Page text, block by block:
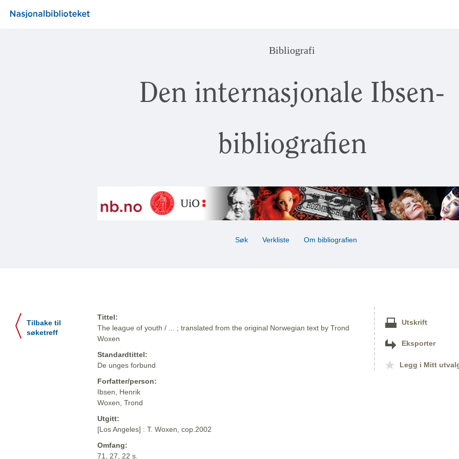
Bibliografi
Den internasjonale Ibsen-
bibliografien
Søk Verkliste Om bibliografien
Tilbake til
søketreff
Tittel:
The league of youth / ... ; translated from the original Norwegian text by Trond
Woxen
Standardtittel:
De unges forbund
Forfatter/person:
Ibsen, Henrik
Woxen, Trond
Utgitt:
[Los Angeles] : T. Woxen, cop.2002
Omfang:
71, 27, 22 s.
Utskrift
Eksporter
Legg i Mitt